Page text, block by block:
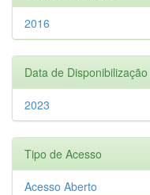
2016
Data de Disponibilização
2023
Tipo de Acesso
Acesso Aberto